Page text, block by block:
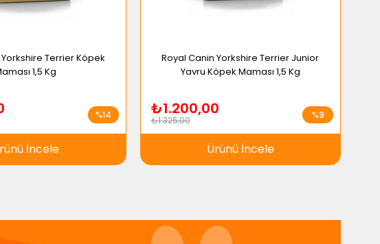
Terrier Köpek
1,5 Kg
İncele
%14
Royal Canin Yorkshire Terrier Junior
Yavru Köpek Maması 1,5 Kg
₺1.200,00
₺1.325,00
Ürünü İncele
%9